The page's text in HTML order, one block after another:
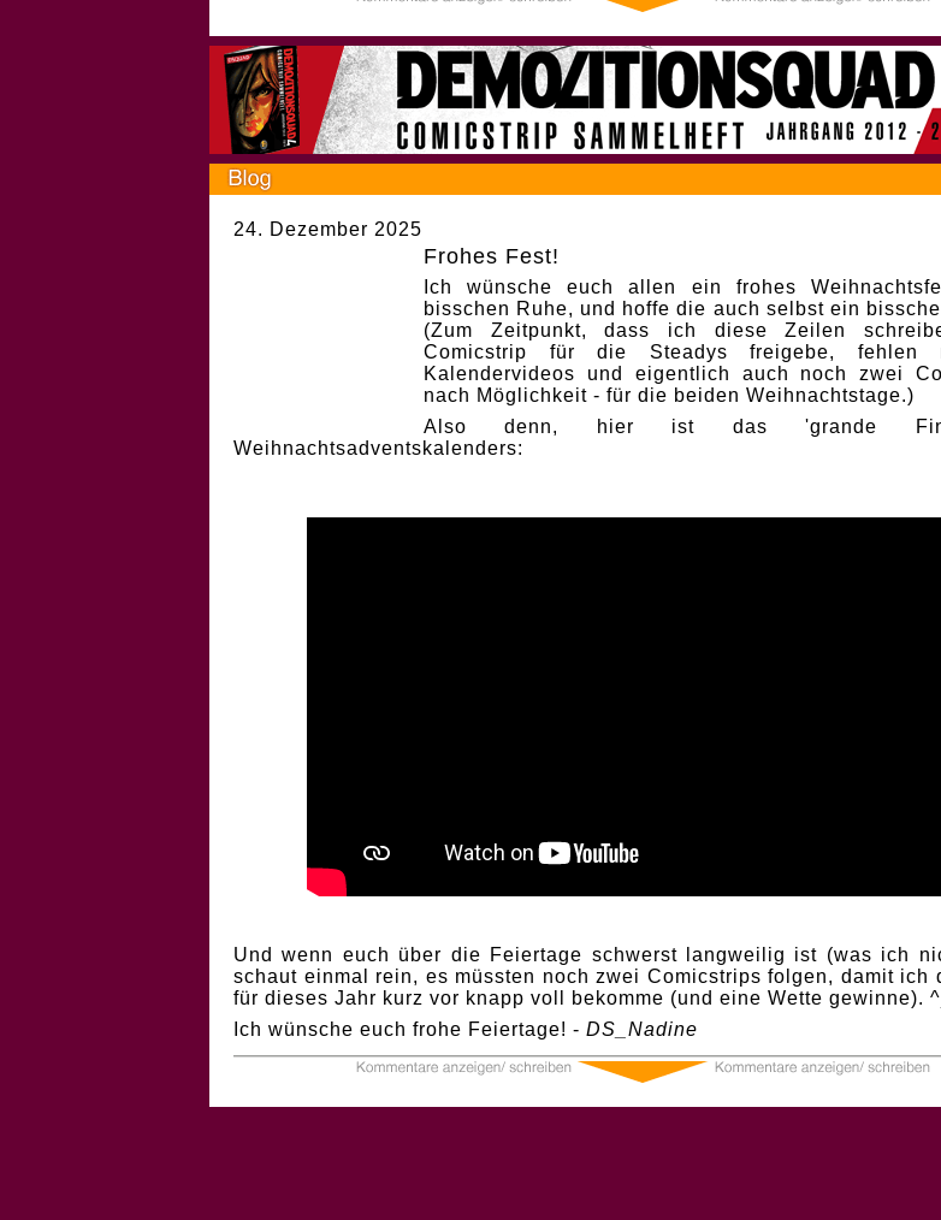
24. Dezember 2025
Frohes Fest!
Ich wünsche euch allen ein frohes
bisschen Ruhe, und hoffe die auch selbst ein
(Zum Zeitpunkt, dass ich diese Zeilen
Comicstrip für die Steadys freigebe, fehlen
Kalendervideos und eigentlich auch noch zwei
nach Möglichkeit - für die beiden Weihnachtstage.)
Also denn, hier ist das 'grande
Weihnachtsadventskalenders:
Und wenn euch über die Feiertage schwerst langweilig ist (was ich
schaut einmal rein, es müssten noch zwei Comicstrips folgen, damit ich
für dieses Jahr kurz vor knapp voll bekomme (und eine Wette gewinne).
Ich wünsche euch frohe Feiertage! - DS_Nadine